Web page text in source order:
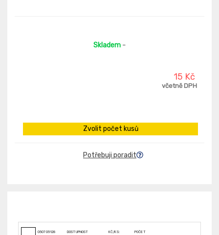
Skladem -
15 Kč
včetně DPH
Zvolit počet kusů
Potřebuji poradit
050705128 DOSTUPNOST KČ/KS: POČET